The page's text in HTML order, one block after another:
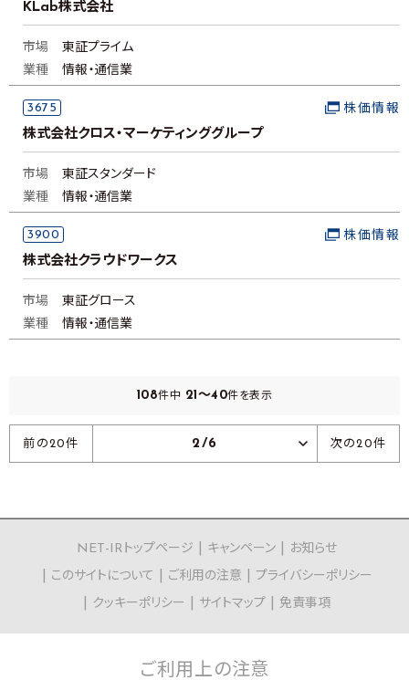
KLab株式会社
市場
東証プライム
業種
情報・通信業
3675
株式会社クロス・マーケティンググループ
株価情報
市場
東証スタンダード
業種
情報・通信業
3900
株式会社クラウドワークス
株価情報
市場
東証グロース
業種
情報・通信業
108件中 21～40件を表示
前の20件 2/6 次の20件
NET-IRトップページ キャンペーン
お知らせ
このサイトについて
ご利用の注意
プライバシーポリシー
クッキーポリシー
サイトマップ 免責事項
ご利用上の注意